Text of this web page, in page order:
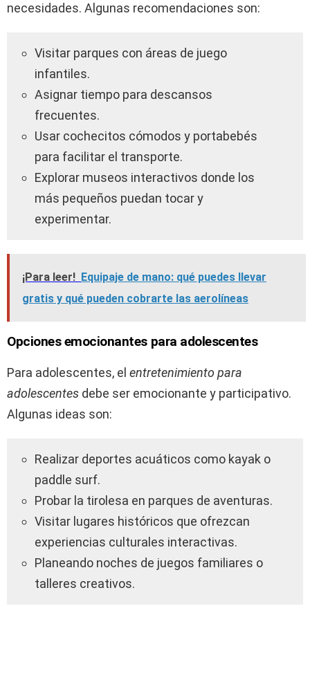
necesidades. Algunas recomendaciones son:
Visitar parques con áreas de juego
infantiles.
Asignar tiempo para descansos
frecuentes.
Usar cochecitos cómodos y portabebés
para facilitar el transporte.
Explorar museos interactivos donde los
más pequeños puedan tocar y
experimentar.
¡Para leer! Equipaje de mano: qué puedes llevar
gratis y qué pueden cobrarte las aerolíneas
Opciones emocionantes para adolescentes
Para adolescentes, el entretenimiento para
adolescentes debe ser emocionante y participativo.
Algunas ideas son:
Realizar deportes acuáticos como kayak o
paddle surf.
Probar la tirolesa en parques de aventuras.
Visitar lugares históricos que ofrezcan
experiencias culturales interactivas.
Planeando noches de juegos familiares o
talleres creativos.